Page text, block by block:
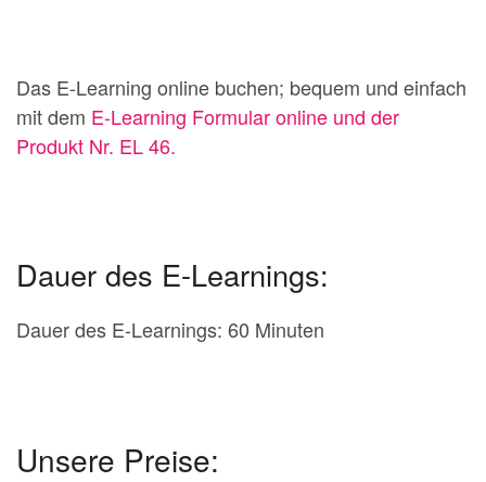
Das E-Learning online buchen; bequem und einfach
mit dem E-Learning Formular online und der
Produkt Nr. EL 46.
Dauer des E-Learnings:
Dauer des E-Learnings: 60 Minuten
Unsere Preise: